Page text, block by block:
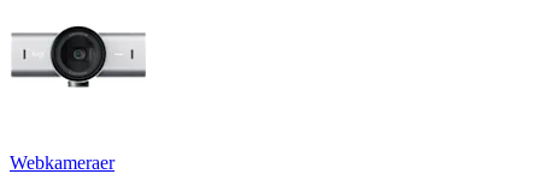
Webkameraer